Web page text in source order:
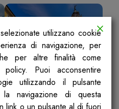
Varese
MANTOVA
utilizzano cookie
di navigazione, per
per altre finalità come
Puoi acconsentire
utilizzando il pulsante
la navigazione di questa